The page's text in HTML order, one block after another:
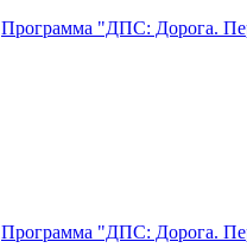
Программа "ДПС: Дорога.
Программа "ДПС: Дорога.